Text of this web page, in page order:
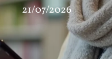
21/07/2026